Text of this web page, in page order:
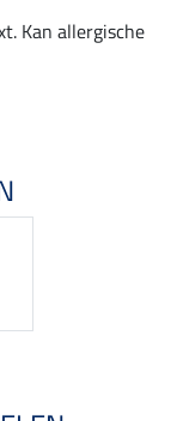
Kan allergische